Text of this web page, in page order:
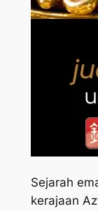
Sejarah
kerajaan